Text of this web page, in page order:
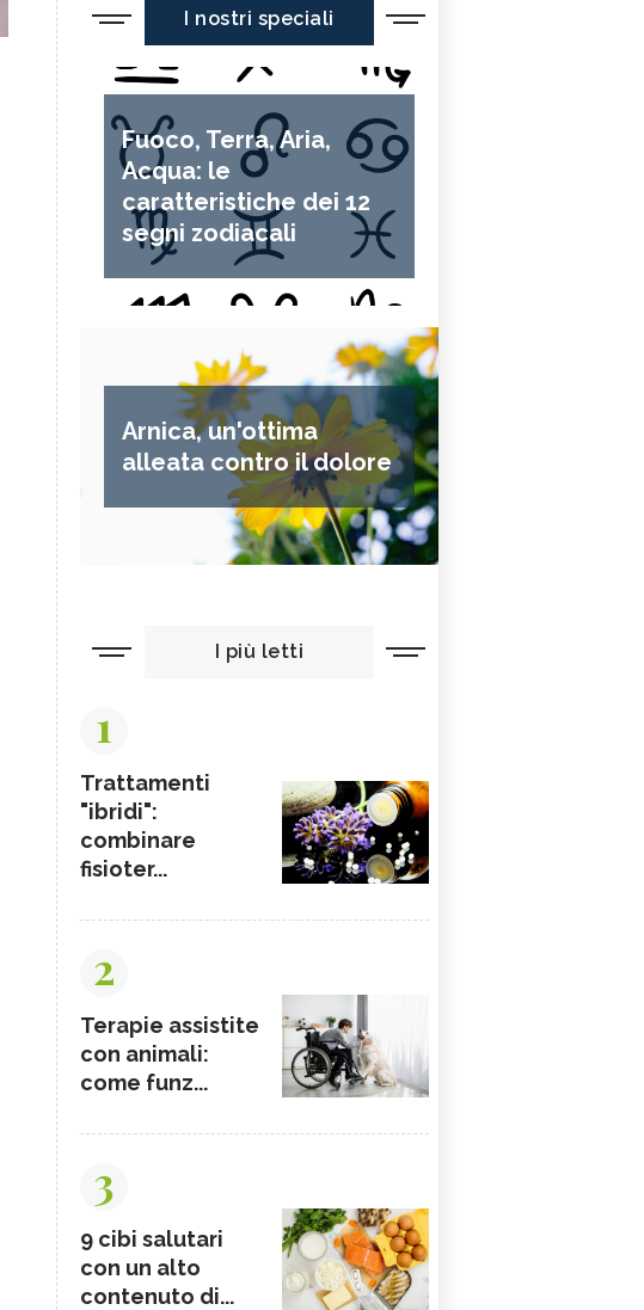
I nostri speciali
Fuoco, Terra, Aria,
Acqua: le
caratteristiche dei 12
segni zodiacali
Arnica, un'ottima
alleata contro il dolore
I più letti
1
Trattamenti
"ibridi":
combinare
fisioter...
2
Terapie assistite
con animali:
come funz...
3
9 cibi salutari
con un alto
contenuto di...